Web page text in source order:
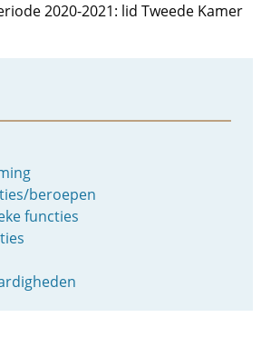
2020-2021: lid Tweede Kamer
beroepen
functies